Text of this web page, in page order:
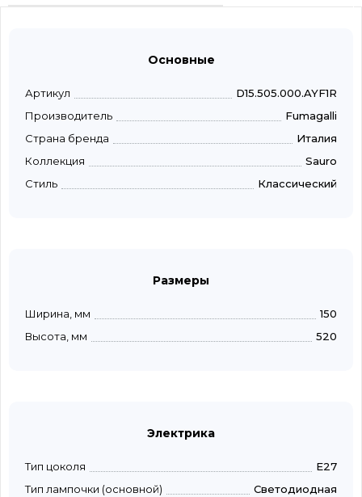
Основные
Артикул
D15.505.000.AYF1R
Производитель
Fumagalli
Страна бренда
Италия
Коллекция
Sauro
Стиль
Классический
Размеры
Ширина, мм
150
Высота, мм
520
Электрика
Тип цоколя
E27
Тип лампочки (основной)
Светодиодная